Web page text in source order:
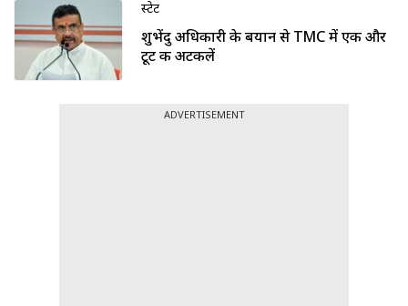
स्टेट
शुभेंदु अधिकारी के बयान से TMC में एक और
टूट की अटकलें
ADVERTISEMENT